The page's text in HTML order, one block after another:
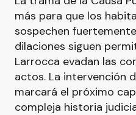
más para que los
sospechen
dilaciones siguen
Larrocca evadan las
actos. La intervención
marcará el próximo
compleja historia